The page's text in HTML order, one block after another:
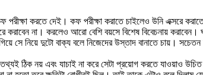
করতে দেই। কফ পরীক্ষা করাতে চাইলেও উনি এক্সরে
করাবেন না। করলেও আরো বেশি বয়সে বিশেষ বিবেচনায়
সে নিয়ে দুটো বাক্য বলে নিজেদের উস্তাদ বানাতে চায়।
ঠিক নয় এবং যাচাই না করে সেটা প্রয়োগ করতে যাওয়াও